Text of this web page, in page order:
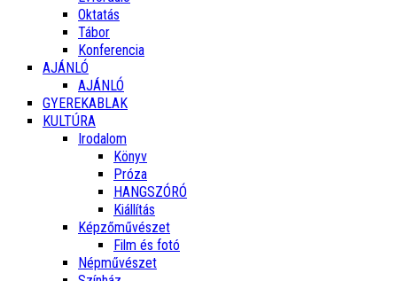
Oktatás
Tábor
Konferencia
AJÁNLÓ
AJÁNLÓ
GYEREKABLAK
KULTÚRA
Irodalom
Könyv
Próza
HANGSZÓRÓ
Kiállítás
Képzőművészet
Film és fotó
Népművészet